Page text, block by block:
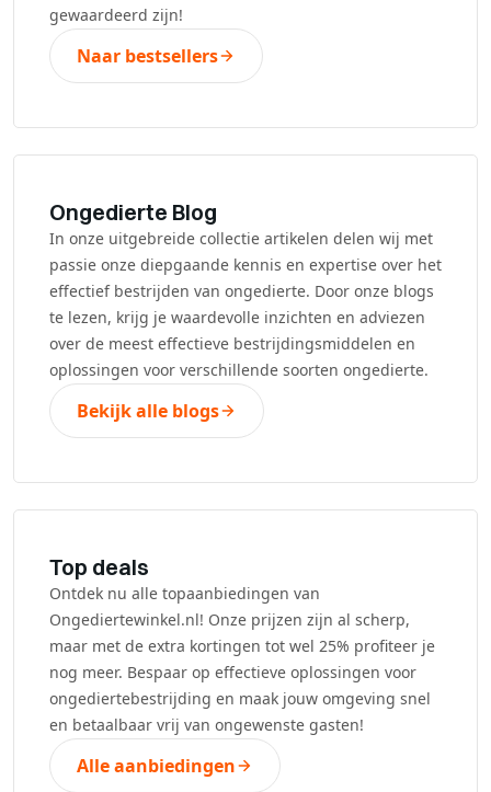
gewaardeerd zijn!
Naar bestsellers
Ongedierte Blog
In onze uitgebreide collectie artikelen delen wij met
passie onze diepgaande kennis en expertise over het
effectief bestrijden van ongedierte. Door onze blogs
te lezen, krijg je waardevolle inzichten en adviezen
over de meest effectieve bestrijdingsmiddelen en
oplossingen voor verschillende soorten ongedierte.
Bekijk alle blogs
Top deals
Ontdek nu alle topaanbiedingen van
Ongediertewinkel.nl! Onze prijzen zijn al scherp,
maar met de extra kortingen tot wel 25% profiteer je
nog meer. Bespaar op effectieve oplossingen voor
ongediertebestrijding en maak jouw omgeving snel
en betaalbaar vrij van ongewenste gasten!
Alle aanbiedingen